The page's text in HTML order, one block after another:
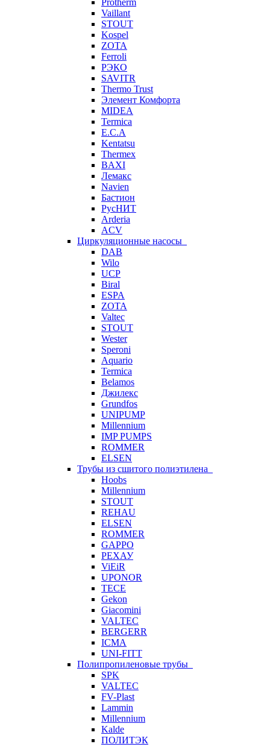
Protherm
Vaillant
STOUT
Kospel
ZOTA
Ferroli
РЭКО
SAVITR
Thermo Trust
Элемент Комфорта
MIDEA
Termica
E.C.A
Kentatsu
Thermex
BAXI
Лемакс
Navien
Бастион
РусНИТ
Arderia
ACV
Циркуляционные насосы
DAB
Wilo
UCP
Biral
ESPA
ZOTA
Valtec
STOUT
Wester
Speroni
Aquario
Termica
Belamos
Джилекс
Grundfos
UNIPUMP
Millennium
IMP PUMPS
ROMMER
ELSEN
Трубы из сшитого полиэтилена
Hoobs
Millennium
STOUT
REHAU
ELSEN
ROMMER
GAPPO
РЕХАУ
ViEiR
UPONOR
TECE
Gekon
Giacomini
VALTEC
BERGERR
ICMA
UNI-FITT
Полипропиленовые трубы
SPK
VALTEC
FV-Plast
Lammin
Millennium
Kalde
ПОЛИТЭК